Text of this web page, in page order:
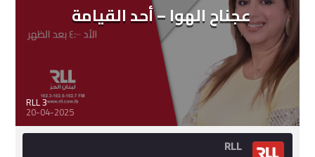
عجناح الهوا – أحد القيامة
RLL 3
20-04-2025
RLL